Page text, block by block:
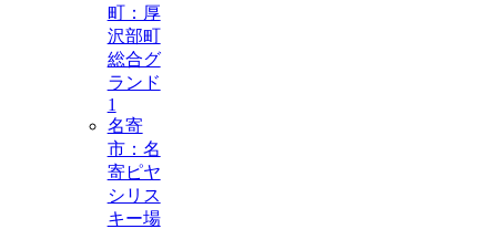
町：厚
沢部町
総合グ
ランド
1
名寄
市：名
寄ピヤ
シリス
キー場